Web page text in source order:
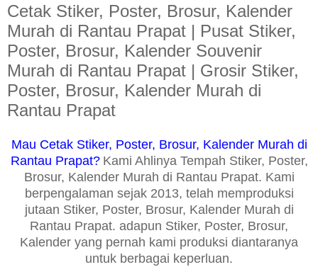
Cetak Stiker, Poster, Brosur, Kalender
Murah di Rantau Prapat | Pusat Stiker,
Poster, Brosur, Kalender Souvenir
Murah di Rantau Prapat | Grosir Stiker,
Poster, Brosur, Kalender Murah di
Rantau Prapat
Mau Cetak Stiker, Poster, Brosur, Kalender Murah di
Rantau Prapat? Kami Ahlinya Tempah Stiker, Poster,
Brosur, Kalender Murah di Rantau Prapat. Kami
berpengalaman sejak 2013, telah memproduksi
jutaan Stiker, Poster, Brosur, Kalender Murah di
Rantau Prapat. adapun Stiker, Poster, Brosur,
Kalender yang pernah kami produksi diantaranya
untuk berbagai keperluan.